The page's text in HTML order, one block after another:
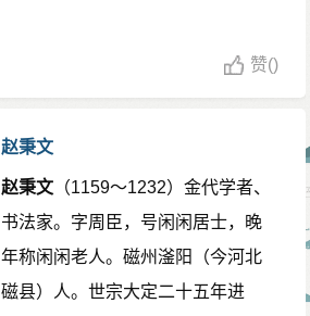
赞()
赵秉文
赵秉文 （1159～1232）金代学者、
书法家。字周臣，号闲闲居士，晚
年称闲闲老人。磁州滏阳（今河北
磁县）人。世宗大定二十五年进